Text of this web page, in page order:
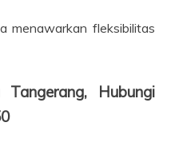
menawarkan fleksibilitas
Hubungi